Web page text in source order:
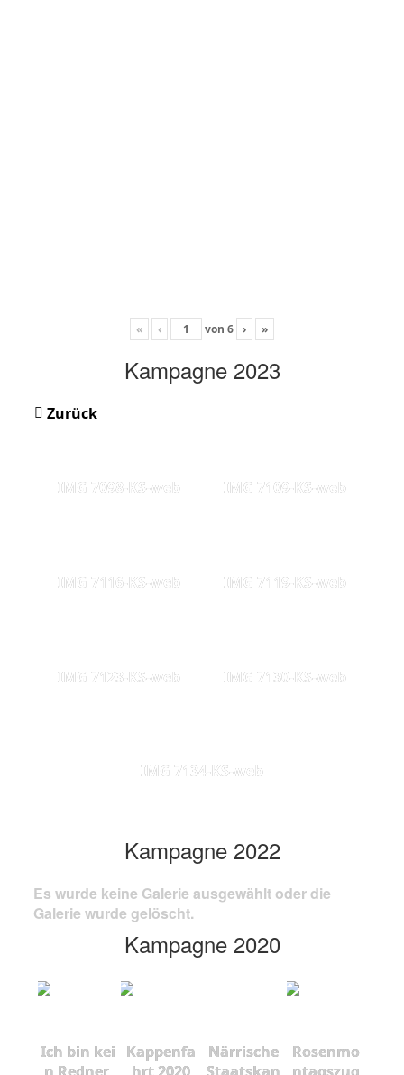
« ‹ von 6 › »
Kampagne 2023
Zurück
IMG 7098-KS-web IMG 7109-KS-web
IMG 7116-KS-web IMG 7119-KS-web
IMG 7123-KS-web IMG 7130-KS-web
IMG 7134-KS-web
Kampagne 2022
Es wurde keine Galerie ausgewählt oder die
Galerie wurde gelöscht.
Kampagne 2020
Ich bin kei
Kappenfa
Närrische
Rosenmo